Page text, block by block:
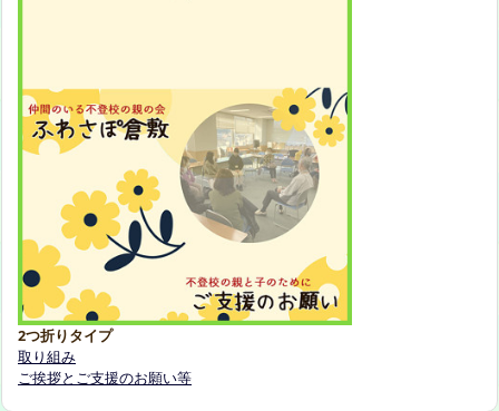
2つ折りタイプ
取り組み
ご挨拶とご支援のお願い等